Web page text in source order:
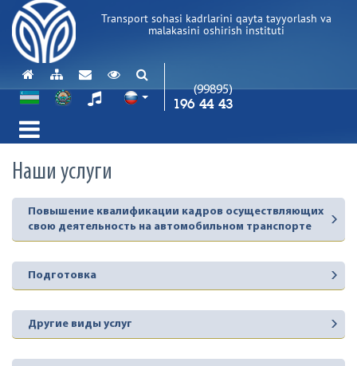
Transport sohasi kadrlarini qayta tayyorlash va
malakasini oshirish instituti
(99895)
196 44 43
Наши услуги
Повышение квалификации кадров осуществляющих
свою деятельность на автомобильном транспорте
Подготовка
Другие виды услуг